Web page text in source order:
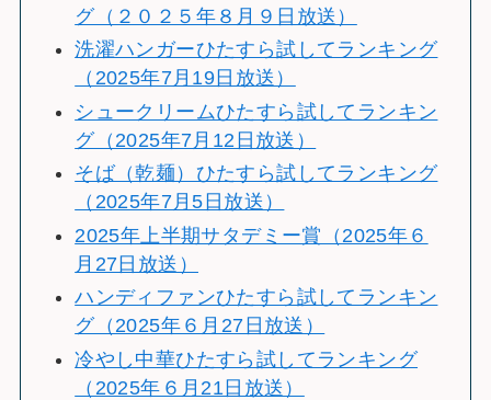
グ（２０２５年８月９日放送）
洗濯ハンガーひたすら試してランキング
（2025年7月19日放送）
シュークリームひたすら試してランキン
グ（2025年7月12日放送）
そば（乾麺）ひたすら試してランキング
（2025年7月5日放送）
2025年上半期サタデミー賞（2025年６
月27日放送）
ハンディファンひたすら試してランキン
グ（2025年６月27日放送）
冷やし中華ひたすら試してランキング
（2025年６月21日放送）